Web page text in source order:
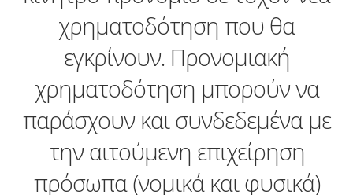
χρηματοδότηση που θα
εγκρίνουν. Προνομιακή
χρηματοδότηση μπορούν να
παράσχουν και συνδεδεμένα με
την αιτούμενη επιχείρηση
πρόσωπα (νομικά και φυσικά)